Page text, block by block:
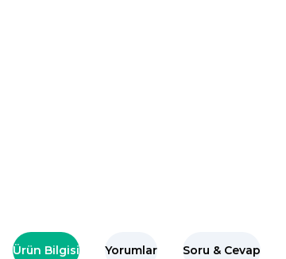
Ürün Bilgisi Yorumlar Soru & Cevap